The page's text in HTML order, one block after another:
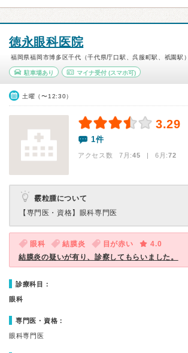
徳永眼科医院
福岡県福岡市博多区千代（千代県庁口駅、呉服町駅、祇園駅）
駐車場あり マイナ受付(スマホ可)
土曜（〜12:30）
3.29
1件
アクセス数 7月:45 | 6月:72
霰粒腫について
【専門医・資格】 眼科専門医
眼科 結膜炎 目が赤い
4.0
結膜炎の疑いが有り、診察してもらいました。
診療科目：
眼科
専門医・資格：
眼科専門医